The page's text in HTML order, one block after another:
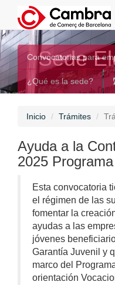
Sede
Convocatorias para
¿Qué es la sede?
Inicio Trámites
Ayuda a la
2025
Esta convocatoria
el régimen de las
fomentar la
ayudas a las
jóvenes
Garantía Juvenil y
marco del
orientación